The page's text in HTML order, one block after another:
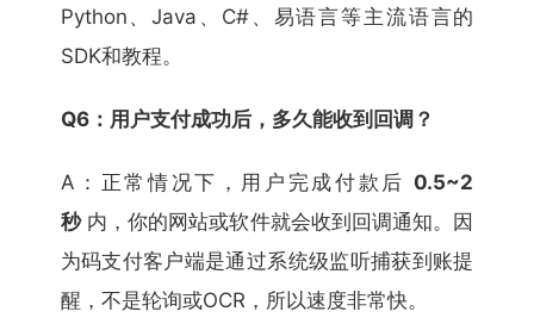
Python、Java、C#、易语言等主流语言的
SDK和教程。
Q6：用户支付成功后，多久能收到回调？
A：正常情况下，用户完成付款后 0.5~2
秒内，你的网站或软件就会收到回调通知。因
为码支付客户端是通过系统级监听捕获到账提
醒，不是轮询或OCR，所以速度非常快。